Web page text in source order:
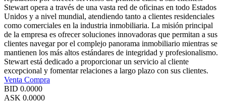
Stewart opera a través de una vasta red de oficinas en todo Estados
Unidos y a nivel mundial, atendiendo tanto a clientes residenciales
como comerciales en la industria inmobiliaria. La misión principal
de la empresa es ofrecer soluciones innovadoras que permitan a sus
clientes navegar por el complejo panorama inmobiliario mientras se
mantienen los más altos estándares de integridad y profesionalismo.
Stewart está dedicado a proporcionar un servicio al cliente
excepcional y fomentar relaciones a largo plazo con sus clientes.
Venta Compra
BID 0.0000
ASK 0.0000